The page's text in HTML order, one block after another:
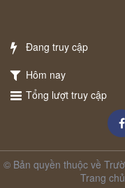
Đang truy cập
Hôm nay
Tổng lượt truy cập
© Bản quyền thuộc về
Trang chủ